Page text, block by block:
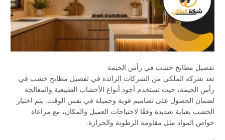
تفصيل مطابخ خشب في رأس الخيمة
تعد شركة الملكي من الشركات الرائدة في تفصيل مطابخ خشب في
رأس الخيمة، حيث تستخدم أجود أنواع الأخشاب الطبيعية والمعالجة
لضمان الحصول على تصاميم قوية وجميلة في نفس الوقت. يتم اختيار
الخشب بعناية شديدة وفقًا لاحتياجات العميل والمكان، مع مراعاة
خواص المواد مثل مقاومة الرطوبة والحرارة.